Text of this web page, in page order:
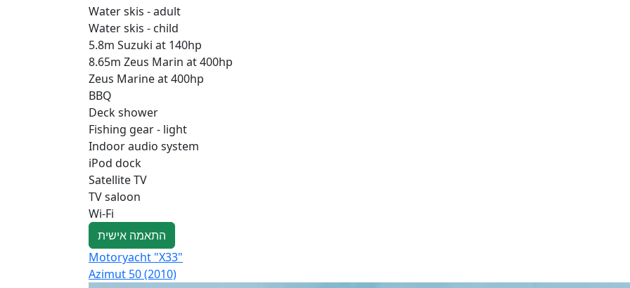
Water skis - adult
Water skis - child
5.8m Suzuki at 140hp
8.65m Zeus Marin at 400hp
Zeus Marine at 400hp
BBQ
Deck shower
Fishing gear - light
Indoor audio system
iPod dock
Satellite TV
TV saloon
Wi-Fi
התאמה אישית
Motoryacht "X33"
Azimut 50 (2010)